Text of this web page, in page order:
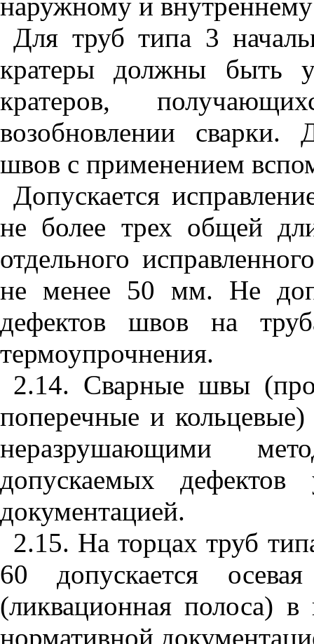
Для труб типа 3
кратеры должны быть
кратеров,
возобновлении сварки.
швов с применением
Допускается
не более трех общей
отдельного
не менее 50 мм. Не
дефектов швов на
термоупрочнения.
2.14. Сварные швы
поперечные и
неразрушающими
допускаемых дефектов
документацией.
2.15. На торцах труб
60 допускается
(ликвационная полоса)
нормативной